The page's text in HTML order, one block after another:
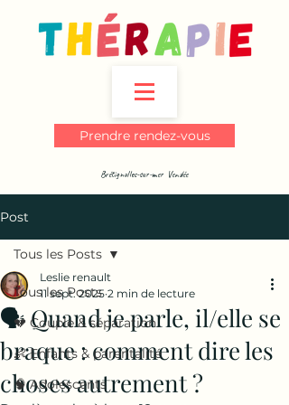
Prendre rendez-vous
Brétignolles-sur-mer Vendée
Post
Tous les Posts
💔 Couple & séparation
👶 Enfants & parentalité
🧠 Adolescents
Tous les Posts
🗣️ Quand je parle, il/elle se
braque : comment dire les
choses autrement ?
Leslie renault
11 sept. 2025 2 min de lecture